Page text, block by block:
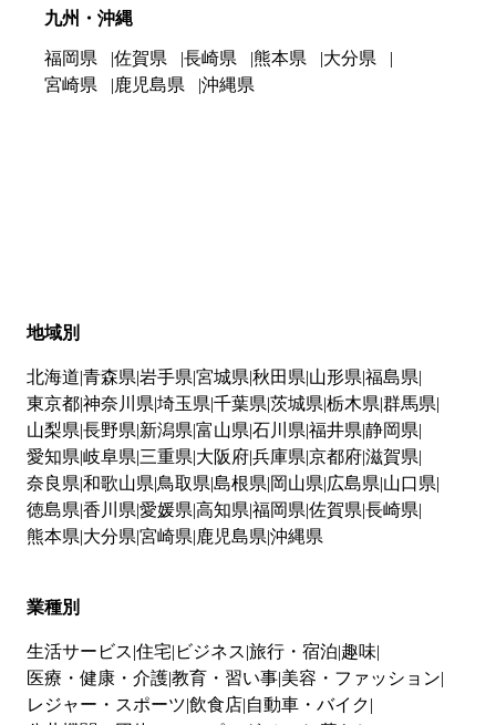
九州・沖縄
福岡県 佐賀県 長崎県 熊本県
大分県
宮崎県
鹿児島県 沖縄県
地域別
北海道 青森県 岩手県 宮城県 秋田県 山形県 福島県
東京都神奈川県 埼玉県 千葉県 茨城県 栃木県 群馬県
山梨県 長野県 新潟県 富山県 石川県 福井県 静岡県
愛知県 岐阜県 三重県 大阪府兵庫県 京都府滋賀県
奈良県 和歌山県 鳥取県 島根県 岡山県 広島県 山口県
徳島県 香川県 愛媛県 高知県 福岡県 佐賀県 長崎県
熊本県 大分県 宮崎県 鹿児島県 沖縄県
業種別
生活サービス 住宅 ビジネス 旅行・宿泊 趣味
医療・健康・介護教育・習い事 美容・ファッション
レジャー・スポーツ 飲食店 自動車・バイク